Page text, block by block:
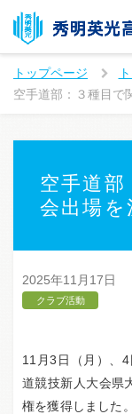
トップページ
空手道部：３種目で
空手道部
会出場を
2025年11月17日
クラブ活動
11月3日（月）、
道競技新人大会県
権を獲得しました。